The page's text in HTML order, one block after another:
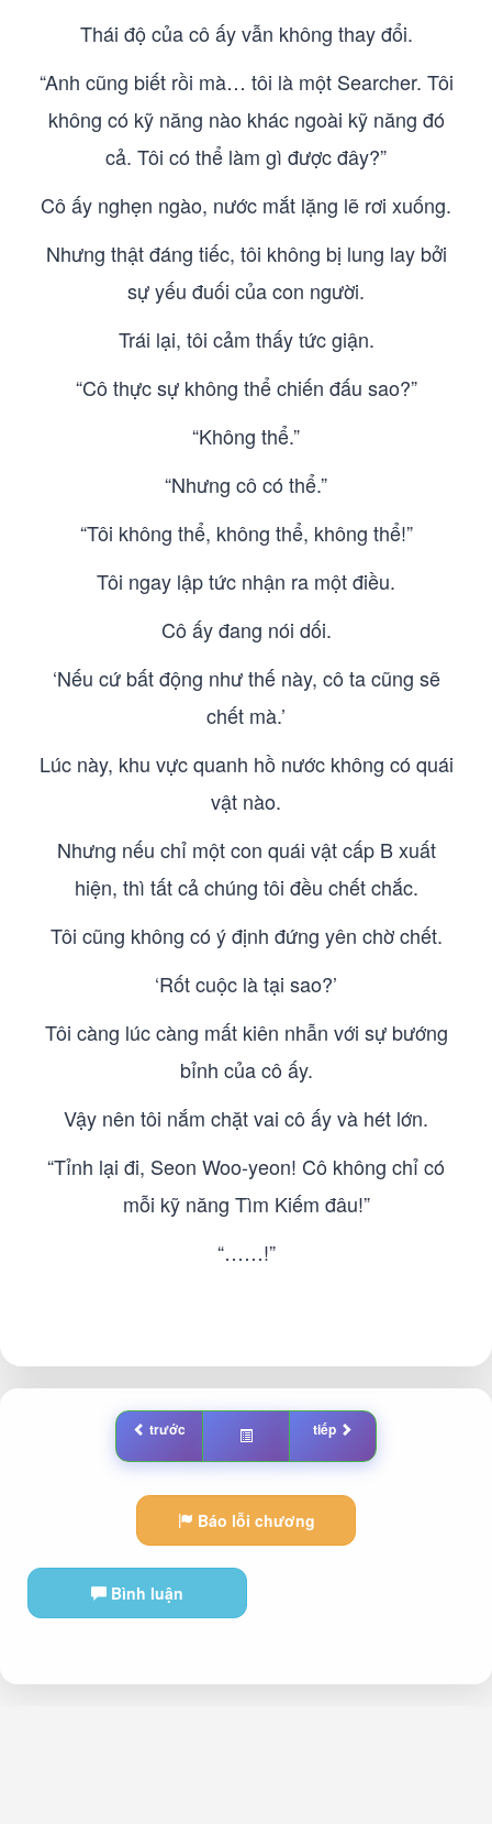
Thái độ của cô ấy vẫn không thay đổi.
“Anh cũng biết rồi mà… tôi là một Searcher. Tôi
không có kỹ năng nào khác ngoài kỹ năng đó
cả. Tôi có thể làm gì được đây?”
Cô ấy nghẹn ngào, nước mắt lặng lẽ rơi xuống.
Nhưng thật đáng tiếc, tôi không bị lung lay bởi
sự yếu đuối của con người.
Trái lại, tôi cảm thấy tức giận.
“Cô thực sự không thể chiến đấu sao?”
“Không thể.”
“Nhưng cô có thể.”
“Tôi không thể, không thể, không thể!”
Tôi ngay lập tức nhận ra một điều.
Cô ấy đang nói dối.
‘Nếu cứ bất động như thế này, cô ta cũng sẽ
chết mà.’
Lúc này, khu vực quanh hồ nước không có quái
vật nào.
Nhưng nếu chỉ một con quái vật cấp B xuất
hiện, thì tất cả chúng tôi đều chết chắc.
Tôi cũng không có ý định đứng yên chờ chết.
‘Rốt cuộc là tại sao?’
Tôi càng lúc càng mất kiên nhẫn với sự bướng
bỉnh của cô ấy.
Vậy nên tôi nắm chặt vai cô ấy và hét lớn.
“Tỉnh lại đi, Seon Woo-yeon! Cô không chỉ có
mỗi kỹ năng Tìm Kiếm đâu!”
“……!”
trước tiếp
Báo lỗi chương
Bình luận